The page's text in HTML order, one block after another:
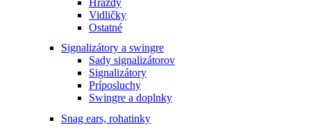
Vidličky
Ostatné
Signalizátory a swingre
Sady signalizátorov
Signalizátory
Príposluchy
Swingre a doplnky
Snag ears, rohatinky